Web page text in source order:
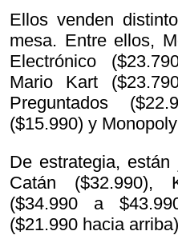
Ellos venden
mesa. Entre ellos,
Electrónico
Mario Kart
Preguntados
($15.990) y
De estrategia,
Catán
($34.990 a
($21.990 hacia